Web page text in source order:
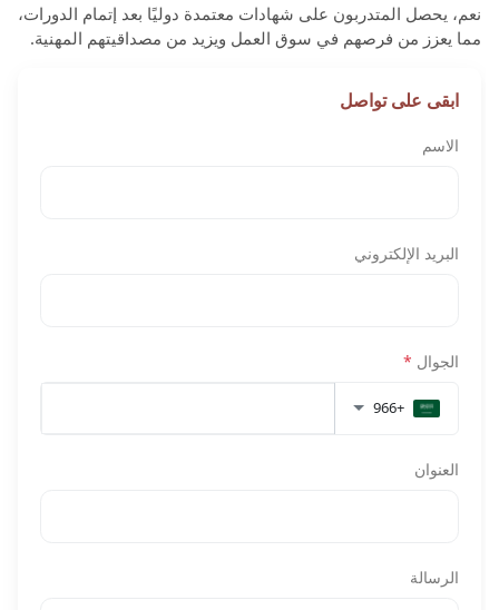
نعم، يحصل المتدربون على شهادات معتمدة دوليًا بعد إتمام الدورات،
مما يعزز من فرصهم في سوق العمل ويزيد من مصداقيتهم المهنية.
ابقى على تواصل
الاسم
البريد الإلكتروني
الجوال *
+966
العنوان
الرسالة